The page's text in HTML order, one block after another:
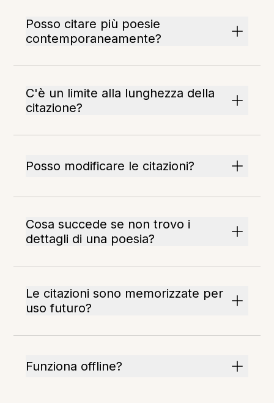
Posso citare più poesie
contemporaneamente?
C'è un limite alla lunghezza della
citazione?
Posso modificare le citazioni?
Cosa succede se non trovo i
dettagli di una poesia?
Le citazioni sono memorizzate per
uso futuro?
Funziona offline?